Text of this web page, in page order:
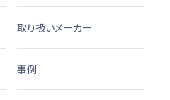
取り扱いメーカー
事例